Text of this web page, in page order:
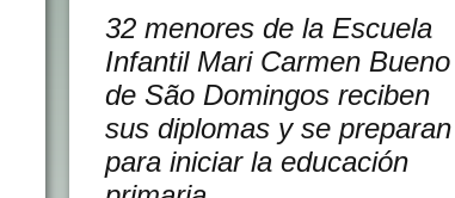
32 menores de la Escuela
Infantil Mari Carmen Bueno
de São Domingos reciben
sus diplomas y se preparan
para iniciar la educación